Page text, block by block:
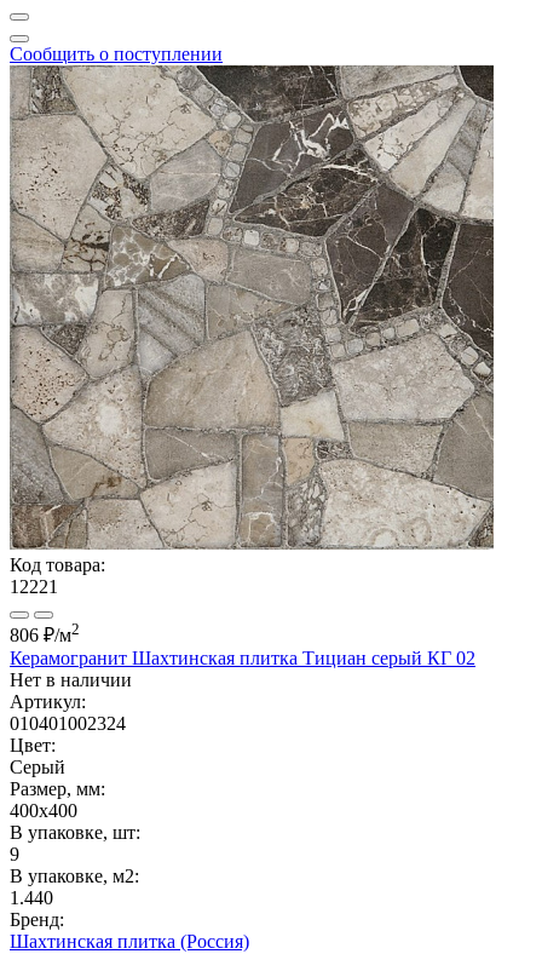
Сообщить о поступлении
Код товара:
12221
806 ₽/м2
Керамогранит Шахтинская плитка Тициан серый КГ 02
Нет в наличии
Артикул:
010401002324
Цвет:
Серый
Размер, мм:
400x400
В упаковке, шт:
9
В упаковке, м2:
1.440
Бренд:
Шахтинская плитка (Россия)